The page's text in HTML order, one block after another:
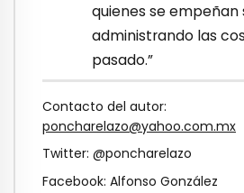
quienes se empeñan
administrando las
pasado.”
Contacto del autor:
poncharelazo@yahoo.com.mx
Twitter: @poncharelazo
Facebook: Alfonso González